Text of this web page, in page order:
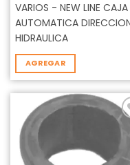
VARIOS - NEW LINE CAJA
AUTOMATICA
HIDRAULICA
AGREGAR